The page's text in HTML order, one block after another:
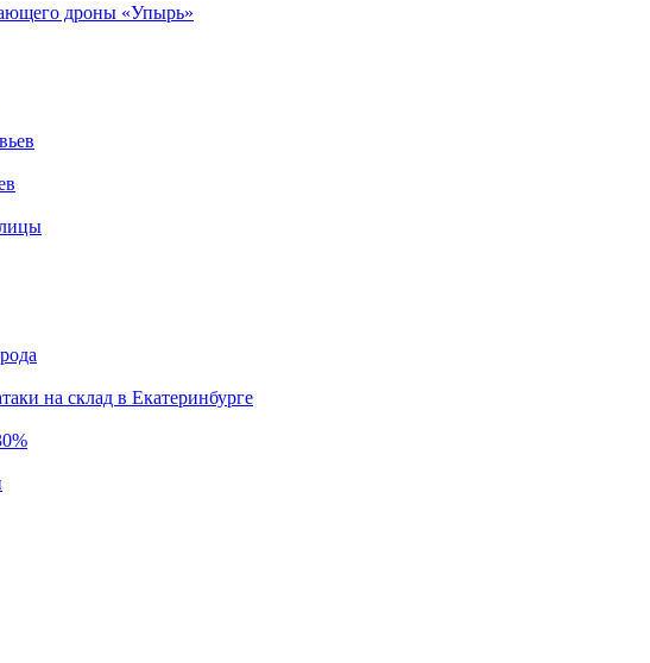
дроны «Упырь»
на склад в Екатеринбурге